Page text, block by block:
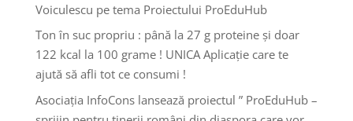
Voiculescu pe tema Proiectului ProEduHub
Ton în suc propriu : până la 27 g proteine și doar
122 kcal la 100 grame ! UNICA Aplicație care te
ajută să afli tot ce consumi !
Asociația InfoCons lansează proiectul ” ProEduHub –